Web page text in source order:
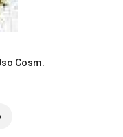
Cosm.